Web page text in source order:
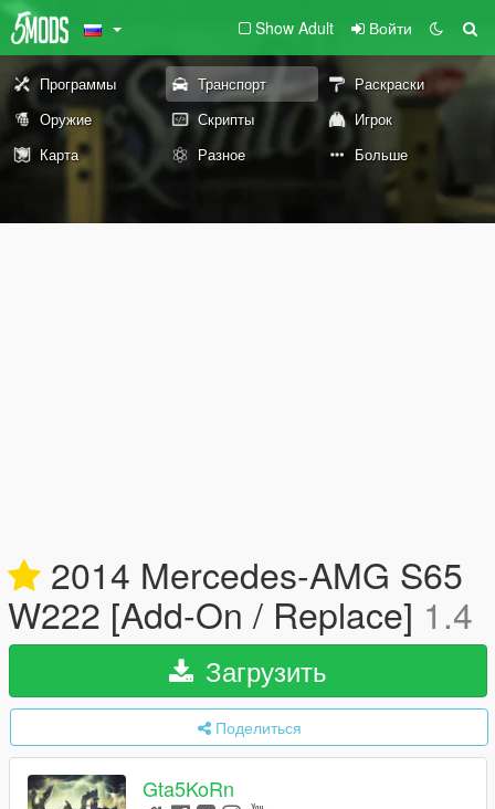
Show Adult Войти
Программы Транспорт
Раскраски
Оружие
Скрипты
Игрок
Карта
Разное Больше
2014 Mercedes-AMG S65
W222 [Add-On / Replace] 1.4
Загрузить
Поделиться
Gta5KoRn